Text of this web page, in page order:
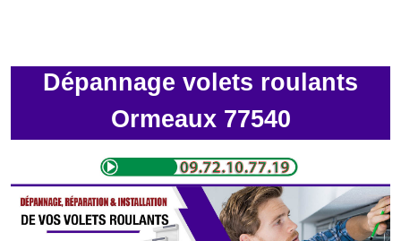
Dépannage volets roulants
Ormeaux 77540